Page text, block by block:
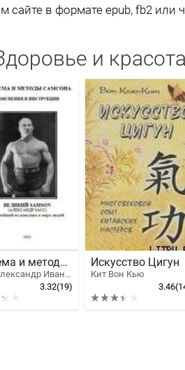
в формате epub, fb2 или
и
Система и методы Самсона. Пояснения и инструкции
Засс Александр Иванович
3.32(19)
Искусство Цигун
Кит Вон Кью
3.46